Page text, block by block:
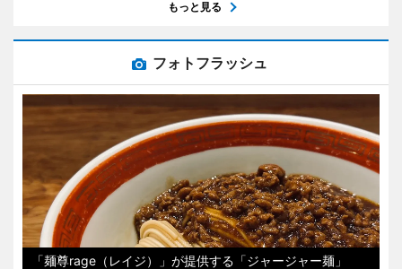
もっと見る
フォトフラッシュ
「麺尊rage（レイジ）」が提供する「ジャージャー麺」